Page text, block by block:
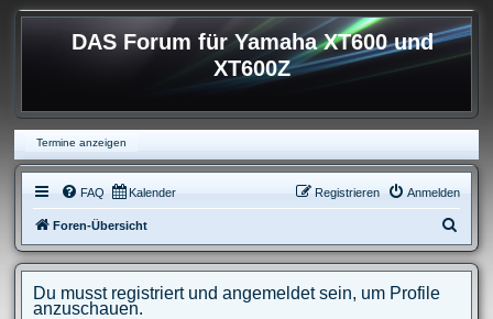
DAS Forum für Yamaha XT600 und
XT600Z
Termine anzeigen
FAQ Kalender Anmelden
Registrieren
Foren-Übersicht
u
Du musst registriert und angemeldet sein, um Profile
anzuschauen.